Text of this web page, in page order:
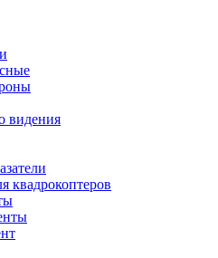
видения
квадрокоптеров